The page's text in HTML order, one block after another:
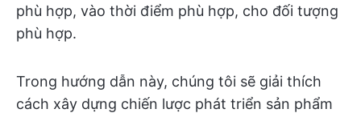
phù hợp, vào thời điểm phù hợp, cho đối tượng
phù hợp.
Trong hướng dẫn này, chúng tôi sẽ giải thích
cách xây dựng chiến lược phát triển sản phẩm